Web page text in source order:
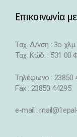
Επικοινωνία
Ταχ. Δ/νση : 3o
Ταχ. Κώδ. : 531 00
Τηλέφωνο : 23850
Fax : 23850 44295
e-mail :